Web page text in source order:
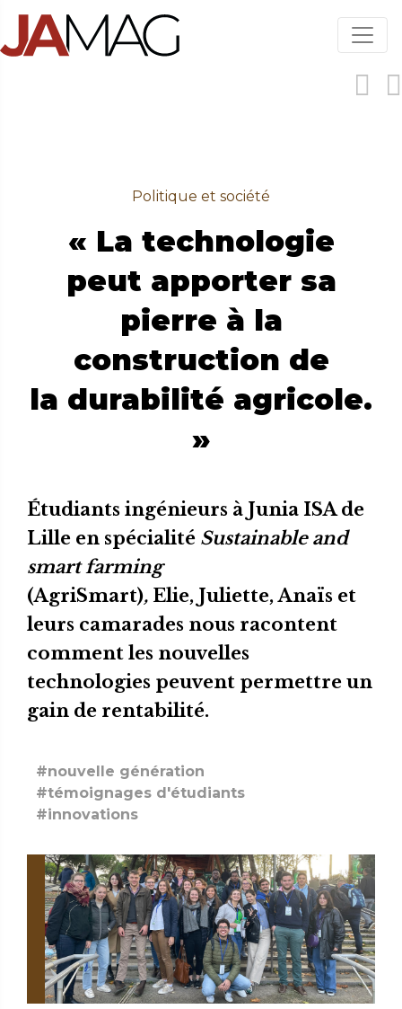
Aller
contenu
Politique et société
« La technologie
peut apporter sa
pierre à la
construction de
la durabilité agricole.
»
Étudiants ingénieurs à Junia ISA de
Lille en spécialité Sustainable and
smart farming
(AgriSmart), Elie, Juliette, Anaïs et
leurs camarades nous racontent
comment les nouvelles
technologies peuvent permettre un
gain de rentabilité.
#nouvelle génération
#témoignages d'étudiants
#innovations